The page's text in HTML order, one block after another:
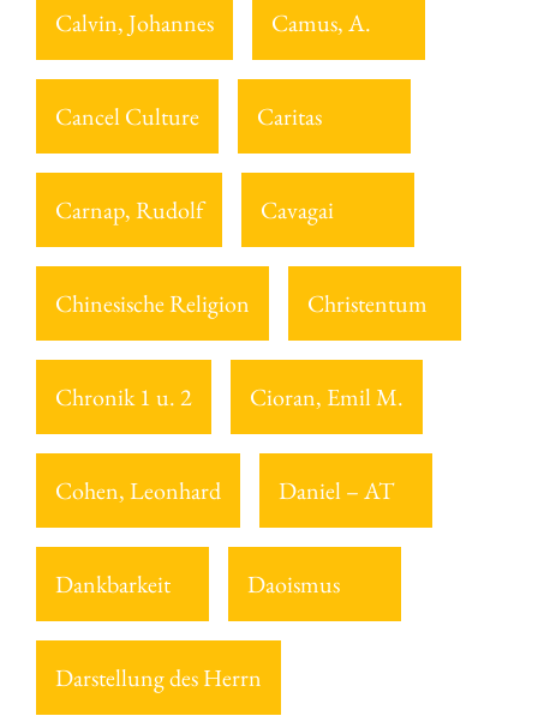
Calvin, Johannes Camus, A.
Cancel Culture Caritas
Carnap, Rudolf Cavagai
Chinesische Religion Christentum
Chronik 1 u. 2 Cioran, Emil M.
Cohen, Leonhard Daniel – AT
Dankbarkeit Daoismus
Darstellung des Herrn